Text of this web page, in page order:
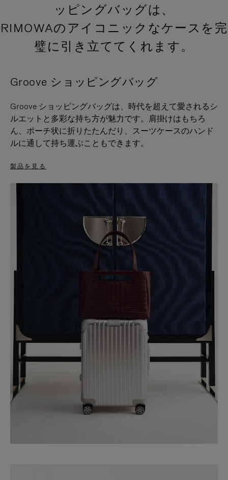
ッピングバッグは、
RIMOWAのアイコニックなケースを完
璧に引き立ててくれます。
Groove ショッピングバッグ
Groove ショッピングバッグは、時代を超えて愛されるシ
ルエットと多彩な持ち方が魅力です。肩掛けはもちろ
ん、ポーチ状に折りたたんだり、スーツケースのハンド
ルに通して持ち運ぶこともできます。
製品を見る